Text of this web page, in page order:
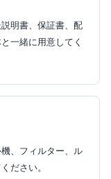
明書、保証書、配
一緒に用意してく
、フィルター、ル
ださい。